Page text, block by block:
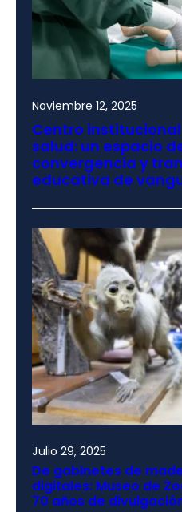
Noviembre 12, 2025
Centro
salud: un espacio
convergencia y
educativa de
Julio 29, 2025
De gabinetes de
digitales: Museo de
70 años de